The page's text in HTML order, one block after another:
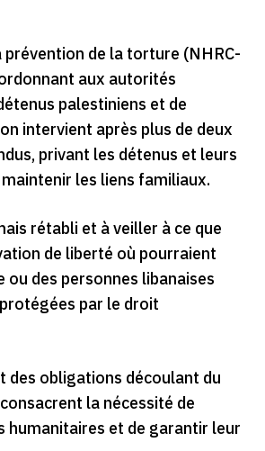
prévention de la torture (NHRC-
aux autorités
palestiniens et de
intervient après plus de deux
privant les détenus et leurs
les liens familiaux.
rétabli et à veiller à ce que
de liberté où pourraient
des personnes libanaises
par le droit
des obligations découlant du
la nécessité de
humanitaires et de garantir leur